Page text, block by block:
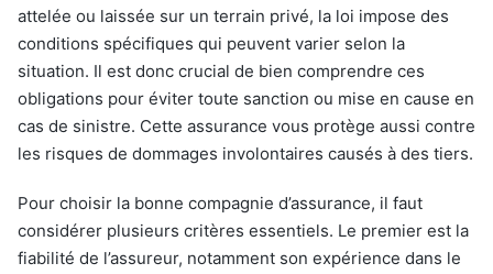
attelée ou laissée sur un terrain privé, la loi impose des
conditions spécifiques qui peuvent varier selon la
situation. Il est donc crucial de bien comprendre ces
obligations pour éviter toute sanction ou mise en cause en
cas de sinistre. Cette assurance vous protège aussi contre
les risques de dommages involontaires causés à des tiers.
Pour choisir la bonne compagnie d’assurance, il faut
considérer plusieurs critères essentiels. Le premier est la
fiabilité de l’assureur, notamment son expérience dans le